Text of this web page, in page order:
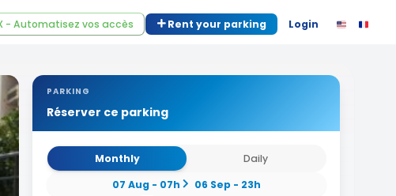
- Automatisez vos accès Rent your parking Login
PARKING
Réserver ce parking
Monthly
Daily
07 Aug - 07h
06 Sep - 23h